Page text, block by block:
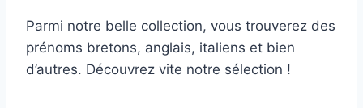
Parmi notre belle collection, vous trouverez des
prénoms bretons, anglais, italiens et bien
d’autres. Découvrez vite notre sélection !